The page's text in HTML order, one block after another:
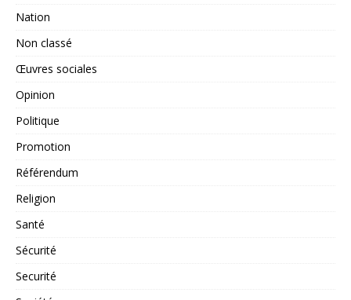
Nation
Non classé
Œuvres sociales
Opinion
Politique
Promotion
Référendum
Religion
Santé
Sécurité
Securité